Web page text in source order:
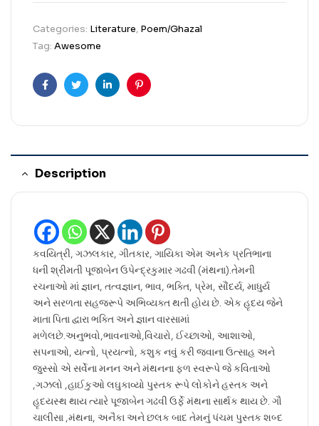
Categories: Literature, Poem/Ghazal
Tag: Awesome
FacebookTwitterLinkedinPinterest
Description
કવયિત્રી, ગઝલકાર, ગીતકાર, ગાયિકા એમ અનેક પ્રતિભાના
ધની શ્રીમતી પૂજાબેન ઉપેન્દ્રકુમાર ગઢવી (મંથના).તેમની
રચનાઓ માં જ્ઞાન, તત્વજ્ઞાન, ભાવ, ભક્તિ, પ્રેમ, સૌંદર્ય, માધુર્ય
અને સરળતા સહજરૂપે અભિવ્યક્ત થતી હોય છે. એક હૃદય જેને
માતા પિતા દ્વારા ભક્તિ અને જ્ઞાન વારસામાં
મળેલછે.અનુભવો,ભાવનાઓ,વિચારો, ઈચ્છાઓ, આશાઓ,
સપનાઓ, યત્નો, પ્રયત્નો, કશુક નવું કરી જવાના ઉત્સાહ અને
જુસ્સો એ સર્વેના મનન અને મંથનના ફળ સ્વરૂપે જે કવિતાઓ
,ગઝલો ,હાઈકુઓ લઘુકાવ્યો પુસ્તક રૂપે લોકોને હસ્તક અને
હૃદયસ્થ થાય ત્યારે પૂજાબેન ગઢવી ઉર્ફે મંથના સાર્થક થાય છે. ગૌ
ચાલીસા ,મંથના, અનૈકા અને છલક બાદ તેમનું પંચમ પુસ્તક શબ્દ